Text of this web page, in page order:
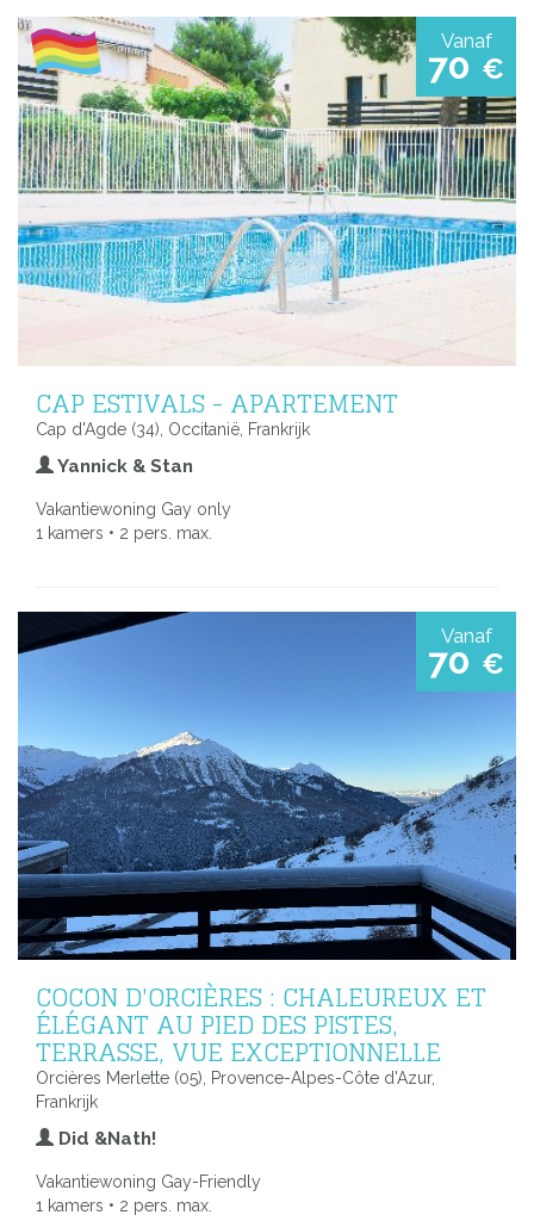
Vanaf
70 €
CAP ESTIVALS - APARTEMENT
Cap d'Agde (34), Occitanië, Frankrijk
Yannick & Stan
Vakantiewoning Gay only
1 kamers • 2 pers. max.
Vanaf
70 €
COCON D'ORCIÈRES : CHALEUREUX ET
ÉLÉGANT AU PIED DES PISTES,
TERRASSE, VUE EXCEPTIONNELLE
Orcières Merlette (05), Provence-Alpes-Côte d'Azur,
Frankrijk
Did &Nath!
Vakantiewoning Gay-Friendly
1 kamers • 2 pers. max.